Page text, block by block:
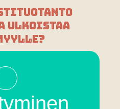
ulkoistaa